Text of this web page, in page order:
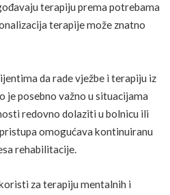
terapiju prema potrebama
terapije može znatno
da rade vježbe i terapiju iz
je posebno važno u situacijama
redovno dolaziti u bolnicu ili
omogućava kontinuiranu
rehabilitacije.
za terapiju mentalnih i